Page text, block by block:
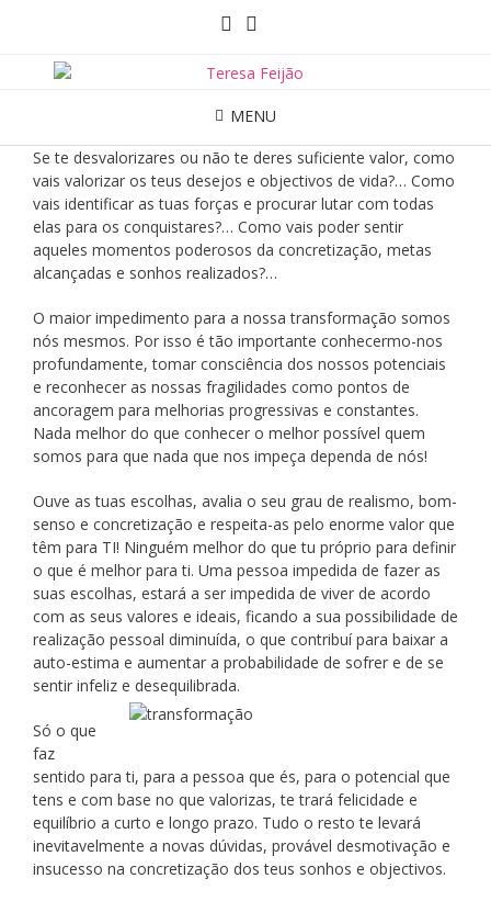
MENU
Se te desvalorizares ou não te deres suficiente valor, como
vais valorizar os teus desejos e objectivos de vida?… Como
vais identificar as tuas forças e procurar lutar com todas
elas para os conquistares?… Como vais poder sentir
aqueles momentos poderosos da concretização, metas
alcançadas e sonhos realizados?…
O maior impedimento para a nossa transformação somos
nós mesmos. Por isso é tão importante conhecermo-nos
profundamente, tomar consciência dos nossos potenciais
e reconhecer as nossas fragilidades como pontos de
ancoragem para melhorias progressivas e constantes.
Nada melhor do que conhecer o melhor possível quem
somos para que nada que nos impeça dependa de nós!
Ouve as tuas escolhas, avalia o seu grau de realismo, bom-
senso e concretização e respeita-as pelo enorme valor que
têm para TI! Ninguém melhor do que tu próprio para definir
o que é melhor para ti. Uma pessoa impedida de fazer as
suas escolhas, estará a ser impedida de viver de acordo
com as seus valores e ideais, ficando a sua possibilidade de
realização pessoal diminuída, o que contribuí para baixar a
auto-estima e aumentar a probabilidade de sofrer e de se
sentir infeliz e desequilibrada.
Só o que
faz
sentido para ti, para a pessoa que és, para o potencial que
tens e com base no que valorizas, te trará felicidade e
equilíbrio a curto e longo prazo. Tudo o resto te levará
inevitavelmente a novas dúvidas, provável desmotivação e
insucesso na concretização dos teus sonhos e objectivos.